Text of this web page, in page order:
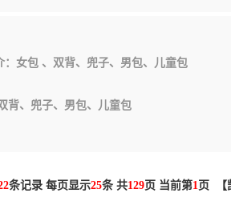
：女包 、双背、兜子、男包、儿童包
背、兜子、男包、儿童包
条记录 每页显示25条 共129页 当前第1页 【